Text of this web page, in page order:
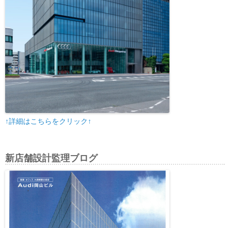
↑詳細はこちらをクリック↑
新店舗設計監理ブログ